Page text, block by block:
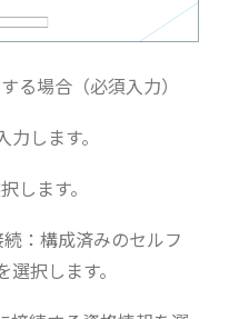
る場合（必須入力）
します。
します。
：構成済みのセルフ
択します。